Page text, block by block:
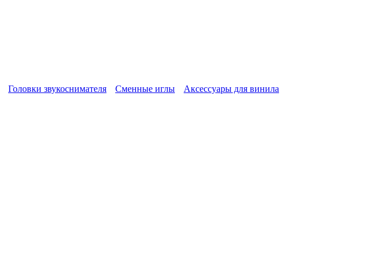
Головки звукоснимателя Сменные иглы
Аксессуары для винила